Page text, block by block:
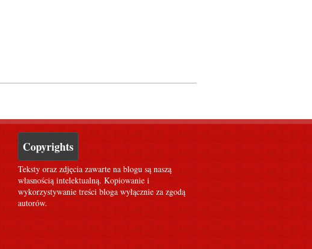
Copyrights
Teksty oraz zdjęcia zawarte na blogu są naszą
własnością intelektualną. Kopiowanie i
wykorzystywanie treści bloga wyłącznie za zgodą
autorów.